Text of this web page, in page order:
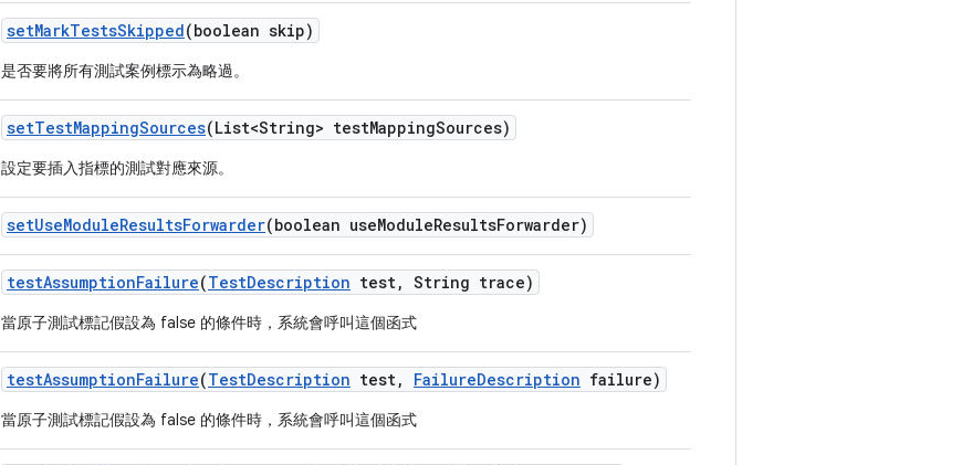
setMarkTestsSkipped(boolean skip)
是否要將所有測試案例標示為略過。
setTestMappingSources(List<String> testMappingSources)
設定要插入指標的測試對應來源。
setUseModuleResultsForwarder(boolean useModuleResultsForwarder)
testAssumptionFailure(TestDescription test, String trace)
當原子測試標記假設為 false 的條件時，系統會呼叫這個函式
testAssumptionFailure(TestDescription test, FailureDescription failure)
當原子測試標記假設為 false 的條件時，系統會呼叫這個函式